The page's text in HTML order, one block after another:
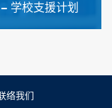
学校支援计划
络我们